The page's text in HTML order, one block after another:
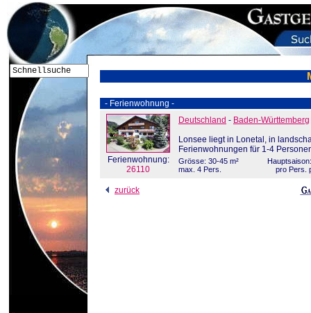
- Ferienwohnung -
Ferienwohnung:
26110
Deutschland - Baden-Württemberg
Lonsee liegt in Lonetal, in
Ferienwohnungen für 1-4
Grösse: 30-45 m²
max. 4 Pers.
pro Pers.
zurück